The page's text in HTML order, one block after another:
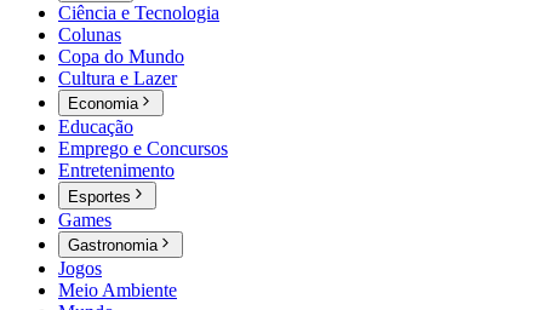
Ciência e Tecnologia
Colunas
Copa do Mundo
Cultura e Lazer
Economia
Educação
Emprego e Concursos
Entretenimento
Esportes
Games
Gastronomia
Jogos
Meio Ambiente